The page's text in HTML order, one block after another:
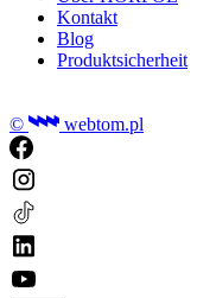
Kontakt
Blog
Produktsicherheit
© webtom.pl